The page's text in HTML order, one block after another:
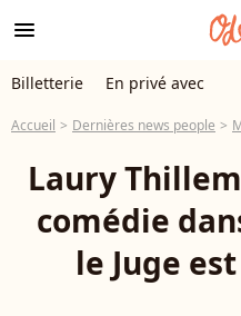
menu
Billetterie En privé avec
Accueil Dernières news people
Laury
comédie
le Juge